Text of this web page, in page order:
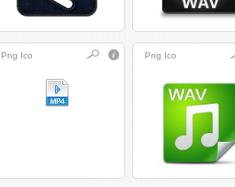
Png Ico Png Ico